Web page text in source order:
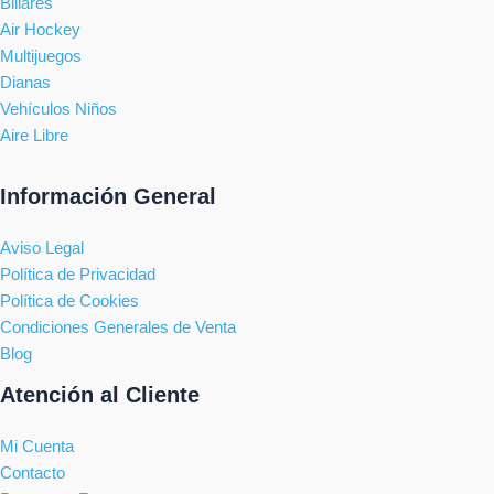
Air Hockey
Multijuegos
Dianas
Vehículos Niños
Aire Libre
Información General
Aviso Legal
Política de Privacidad
Política de Cookies
Condiciones Generales de Venta
Blog
Atención al Cliente
Mi Cuenta
Contacto